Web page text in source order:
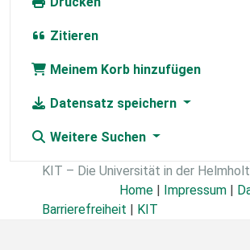
Zitieren
Meinem Korb hinzufügen
Datensatz speichern
Weitere Suchen
KIT – Die Universität in der
Home | Impressum |
Barrierefreiheit | KIT